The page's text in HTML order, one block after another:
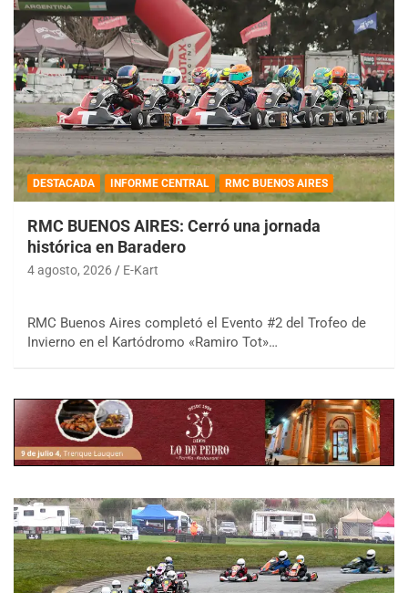
DESTACADA INFORME CENTRAL RMC BUENOS AIRES
RMC BUENOS AIRES: Cerró una jornada
histórica en Baradero
4 agosto, 2026 E-Kart
RMC Buenos Aires completó el Evento #2 del Trofeo de
Invierno en el Kartódromo «Ramiro Tot»…